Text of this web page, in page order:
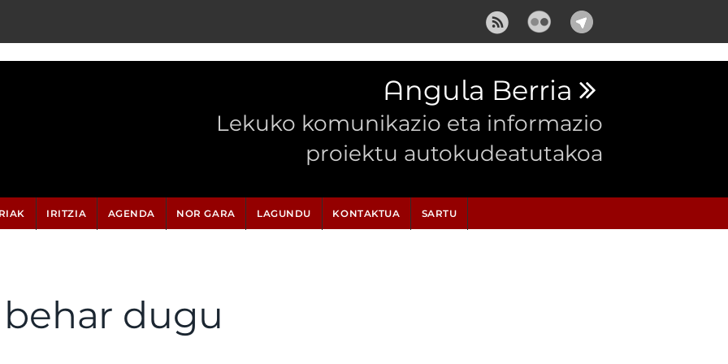
Angula Berria
Lekuko komunikazio eta informazio
proiektu autokudeatutakoa
IRITZIA AGENDA NOR GARA LAGUNDU KONTAKTUA SARTU
dugu